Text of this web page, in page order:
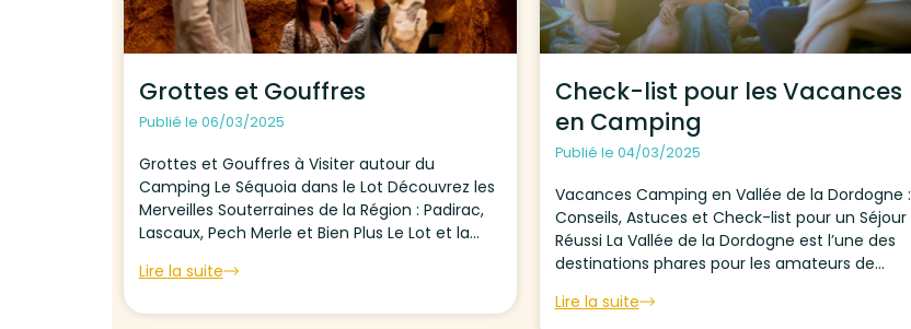
Grottes et Gouffres
Publié le 06/03/2025
Grottes et Gouffres à Visiter autour du
Camping Le Séquoia dans le Lot Découvrez les
Merveilles Souterraines de la Région : Padirac,
Lascaux, Pech Merle et Bien Plus Le Lot et la
de cavités souterraines, véritables joyaux
Lire la suite
Check-list pour les Vacances
en Camping
Publié le 04/03/2025
Vacances Camping en Vallée de la Dordogne :
Conseils, Astuces et Check-list pour un Séjour
Réussi La Vallée de la Dordogne est l’une des
destinations phares pour les amateurs de
son riche patrimoine historique et sa
Lire la suite